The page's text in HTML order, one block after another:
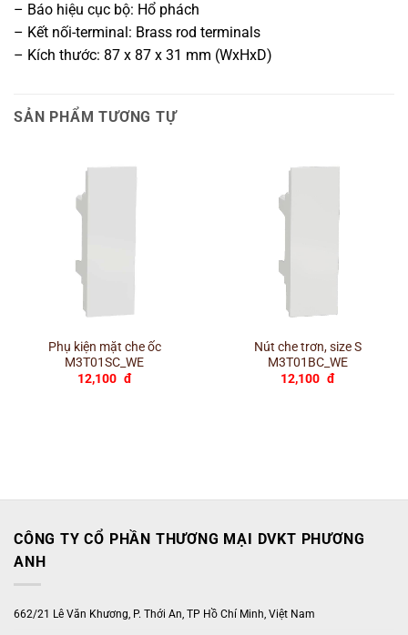
– Báo hiệu cục bộ: Hổ phách
– Kết nối-terminal: Brass rod terminals
– Kích thước: 87 x 87 x 31 mm (WxHxD)
SẢN PHẨM TƯƠNG TỰ
Phụ kiện mặt che ốc
M3T01SC_WE
12,100 đ
Nút che trơn, size S
M3T01BC_WE
12,100 đ
CÔNG TY CỔ PHẦN THƯƠNG MẠI DVKT PHƯƠNG
ANH
662/21 Lê Văn Khương, P. Thới An, TP Hồ Chí Minh, Việt Nam